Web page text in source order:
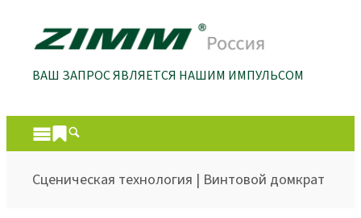
ВАШ ЗАПРОС ЯВЛЯЕТСЯ НАШИМ ИМПУЛЬСОМ
Cценическая технология | Винтовой домкрат